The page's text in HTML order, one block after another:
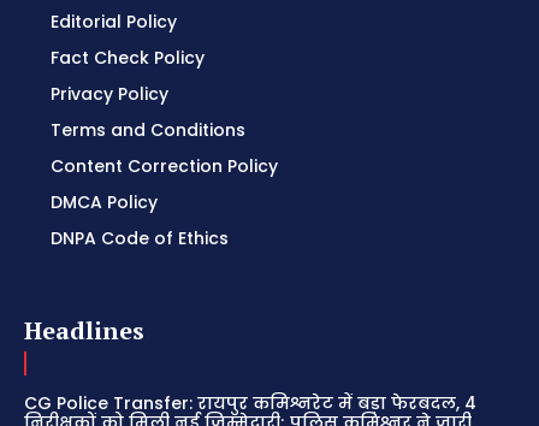
Editorial Policy
Fact Check Policy
Privacy Policy
Terms and Conditions
Content Correction Policy
DMCA Policy
DNPA Code of Ethics
Headlines
CG Police Transfer: रायपुर कमिश्नरेट में बड़ा फेरबदल, 4